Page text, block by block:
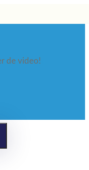
de video!